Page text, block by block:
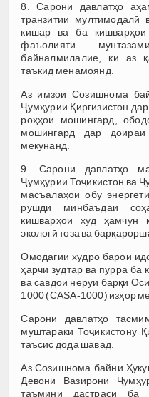
8. Сарони давлатҳо
транзитии
кишар ва ба
фаъолияти
байналмилалие, ки аз
таъкид менамоянд.
Аз имзои Созишнома
Ҷумҳурии Қирғизистон
роҳҳои мошингард,
мошингард дар
мекунанд.
9. Сарони давлатҳо
Ҷумҳурии Тоҷикистон ва
масъалаҳои обу
рушди минбаъдаи
кишварҳои худ ҳамчун
экологӣ тоза ва
Омодагии худро барои
ҳарчи зудтар ва пурра ба
ва савдои неруи барқи
1000 (CASA-1000) изҳор
Сарони давлатҳо
муштараки Тоҷикистону
таъсис дода шавад.
Аз Созишнома байни
Девони Вазирони
таъмини дастрасӣ ба